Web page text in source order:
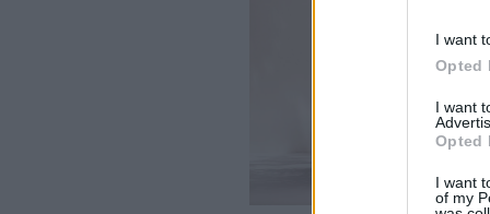
I want
Opted
I want
Opted
I want
of my